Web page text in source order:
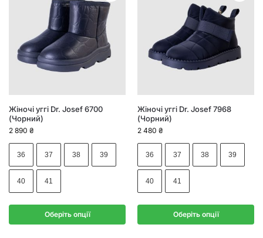
Жіночі уггі Dr. Josef 6700
(Чорний)
2 890 ₴
36 37 38 39
40 41
Оберіть опції
Жіночі уггі Dr. Josef 7968
(Чорний)
2 480 ₴
36 37 38 39
40 41
Оберіть опції